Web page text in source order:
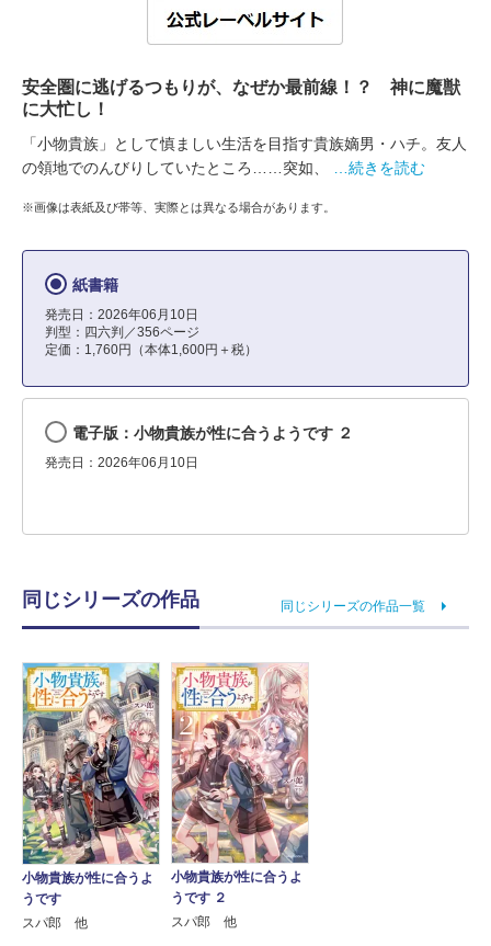
安全圏に逃げるつもりが、なぜか最前線！？ 神に魔獣
に大忙し！
「小物貴族」として慎ましい生活を目指す貴族嫡男・ハチ。友人
の領地でのんびりしていたところ……突如、
…続きを読む
※画像は表紙及び帯等、実際とは異なる場合があります。
紙書籍
発売日：2026年06月10日
判型：四六判／356ページ
定価：1,760円（本体1,600円＋税）
電子版：小物貴族が性に合うようです ２
発売日：2026年06月10日
同じシリーズの作品 同じシリーズの作品一覧
小物貴族が性に合うよ
うです
スパ郎 他
小物貴族が性に合うよ
うです ２
スパ郎 他